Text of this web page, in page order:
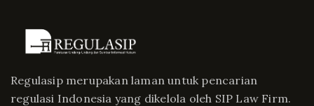
Regulasip merupakan laman untuk pencarian
regulasi Indonesia yang dikelola oleh SIP Law Firm.